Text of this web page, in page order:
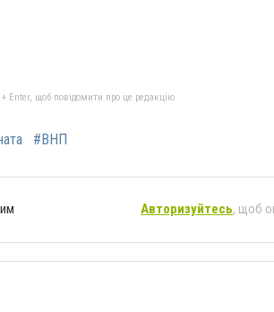
Enter, щоб повідомити про це редакцію
#ВНП
Авторизуйтесь, щоб